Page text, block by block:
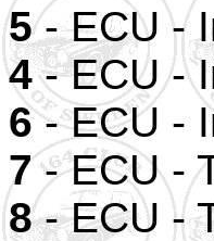
5- ECU -
4- ECU -
6- ECU -
7- ECU -
8- ECU -